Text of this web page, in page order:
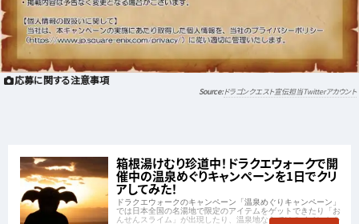
応募に関する注意事項
ドラゴンクエスト宣伝担当Twitterアカウント
箱根湯けむり珍道中！ドラクエウォークで開
催中の温泉めぐりキャンペーンを1日でクリ
アしてみた！
ドラクエウォークのキャンペーン「温泉めぐりキャンペーン」
では日本全国の名湯地で限定のアイテムをゲットできたり「お
んせんスライム」が出現したり、温泉地ならではのイベントを